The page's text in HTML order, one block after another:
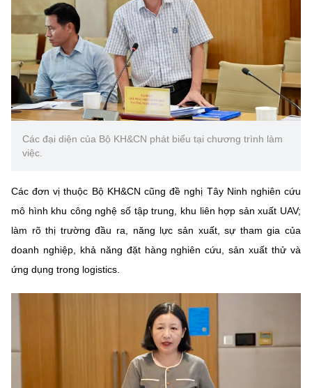
Các đại diện của Bộ KH&CN phát biểu tại chương trình làm
việc.
Các đơn vị thuộc Bộ KH&CN cũng đề nghị Tây Ninh nghiên cứu
mô hình khu công nghệ số tập trung, khu liên hợp sản xuất UAV;
làm rõ thị trường đầu ra, năng lực sản xuất, sự tham gia của
doanh nghiệp, khả năng đặt hàng nghiên cứu, sản xuất thử và
ứng dụng trong logistics.